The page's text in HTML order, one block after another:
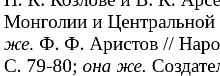
Монголии и
же. Ф. Ф. Аристов //
С. 79-80; она же.